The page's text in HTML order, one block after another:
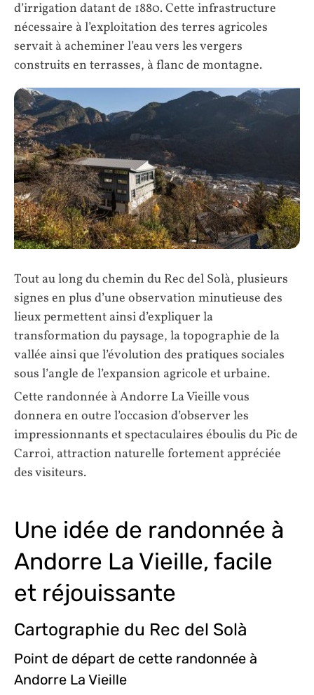
d’irrigation datant de 1880. Cette infrastructure
nécessaire à l’exploitation des terres agricoles
servait à acheminer l’eau vers les vergers
construits en terrasses, à flanc de montagne.
Tout au long du chemin du Rec del Solà, plusieurs
signes en plus d’une observation minutieuse des
lieux permettent ainsi d’expliquer la
transformation du paysage, la topographie de la
vallée ainsi que l’évolution des pratiques sociales
sous l’angle de l’expansion agricole et urbaine.
Cette randonnée à Andorre La Vieille vous
donnera en outre l’occasion d’observer les
impressionnants et spectaculaires éboulis du Pic de
Carroi, attraction naturelle fortement appréciée
des visiteurs.
Une idée de randonnée à
Andorre La Vieille, facile
et réjouissante
Cartographie du Rec del Solà
Point de départ de cette randonnée à
Andorre La Vieille